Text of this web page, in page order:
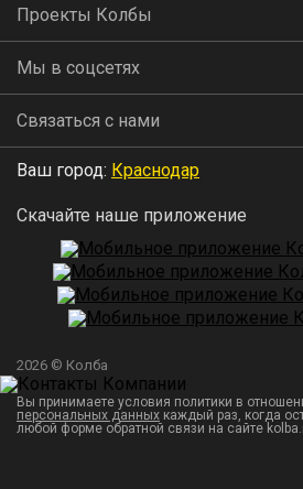
Проекты Колбы
Мы в соцсетях
Связаться с нами
Ваш город: Краснодар
Скачайте наше приложение
2026 © Колба
Вы принимаете условия политики в
персональных данных каждый раз, когда
любой форме обратной связи на сайте